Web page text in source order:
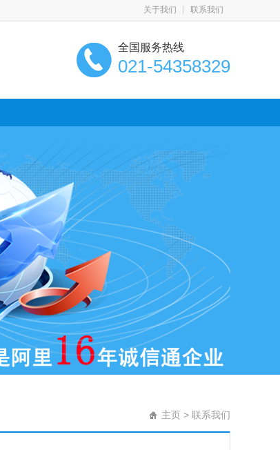
关于我们 联系我们
全国服务热线
021-54358329
主页 > 联系我们